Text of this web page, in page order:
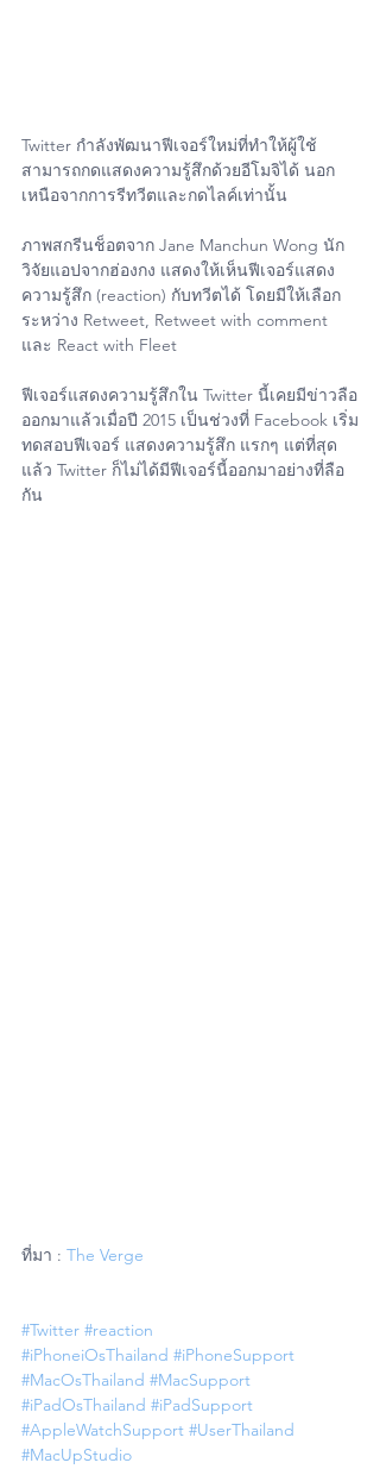
Twitter กำลังพัฒนาฟีเจอร์ใหม่ที่ทำให้ผู้ใช้
สามารถกดแสดงความรู้สึกด้วยอีโมจิได้ นอก
เหนือจากการรีทวีตและกดไลค์เท่านั้น
ภาพสกรีนช็อตจาก Jane Manchun Wong นัก
วิจัยแอปจากฮ่องกง แสดงให้เห็นฟีเจอร์แสดง
ความรู้สึก (reaction) กับทวีตได้ โดยมีให้เลือก
ระหว่าง Retweet, Retweet with comment
และ React with Fleet
ฟีเจอร์แสดงความรู้สึกใน Twitter นี้เคยมีข่าวลือ
ออกมาแล้วเมื่อปี 2015 เป็นช่วงที่ Facebook เริ่ม
ทดสอบฟีเจอร์ แสดงความรู้สึก แรกๆ แต่ที่สุด
แล้ว Twitter ก็ไม่ได้มีฟีเจอร์นี้ออกมาอย่างที่ลือ
กัน
ที่มา : The Verge
#Twitter #reaction
#iPhoneiOsThailand #iPhoneSupport
#MacOsThailand #MacSupport
#iPadOsThailand #iPadSupport
#AppleWatchSupport #UserThailand
#MacUpStudio